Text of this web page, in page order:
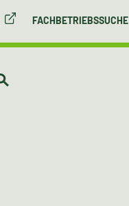
FACHBETRIEBSSUCHE